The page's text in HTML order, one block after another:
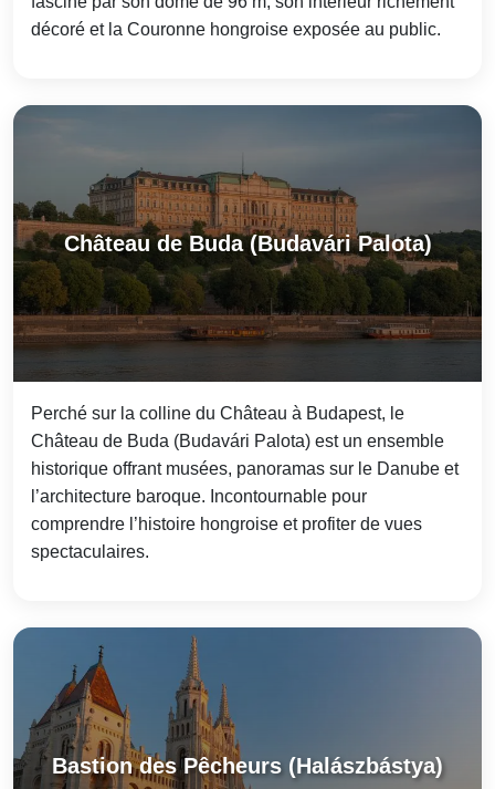
décoré et la Couronne hongroise exposée au public.
Château de Buda (Budavári Palota)
Perché sur la colline du Château à Budapest, le
Château de Buda (Budavári Palota) est un ensemble
historique offrant musées, panoramas sur le Danube et
l’architecture baroque. Incontournable pour
comprendre l’histoire hongroise et profiter de vues
spectaculaires.
Bastion des Pêcheurs (Halászbástya)